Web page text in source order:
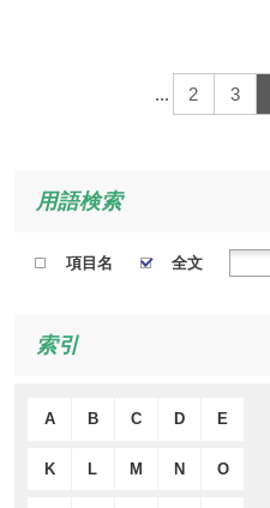
... 2 3
用語検索
項目名 全文
索引
A B C D E
K L M N O